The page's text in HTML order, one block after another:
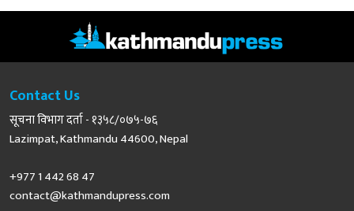
Contact Us
सूचना विभाग दर्ता - १३५८/०७५-७६
Lazimpat, Kathmandu 44600, Nepal
+977 1 442 68 47
contact@kathmandupress.com